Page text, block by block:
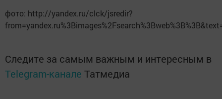
фото: http://yandex.ru/clck/jsredir?
Следите за самым важным и интересным в
Telegram-канале Татмедиа